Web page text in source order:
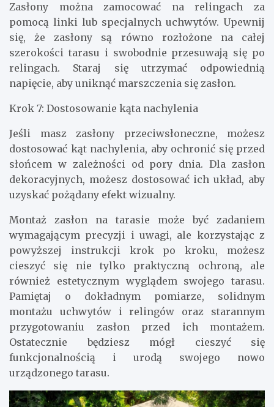
Zasłony można zamocować na relingach za
pomocą linki lub specjalnych uchwytów. Upewnij
się, że zasłony są równo rozłożone na całej
szerokości tarasu i swobodnie przesuwają się po
relingach. Staraj się utrzymać odpowiednią
napięcie, aby uniknąć marszczenia się zasłon.
Krok 7: Dostosowanie kąta nachylenia
Jeśli masz zasłony przeciwsłoneczne, możesz
dostosować kąt nachylenia, aby ochronić się przed
słońcem w zależności od pory dnia. Dla zasłon
dekoracyjnych, możesz dostosować ich układ, aby
uzyskać pożądany efekt wizualny.
Montaż zasłon na tarasie może być zadaniem
wymagającym precyzji i uwagi, ale korzystając z
powyższej instrukcji krok po kroku, możesz
cieszyć się nie tylko praktyczną ochroną, ale
również estetycznym wyglądem swojego tarasu.
Pamiętaj o dokładnym pomiarze, solidnym
montażu uchwytów i relingów oraz starannym
przygotowaniu zasłon przed ich montażem.
Ostatecznie będziesz mógł cieszyć się
funkcjonalnością i urodą swojego nowo
urządzonego tarasu.